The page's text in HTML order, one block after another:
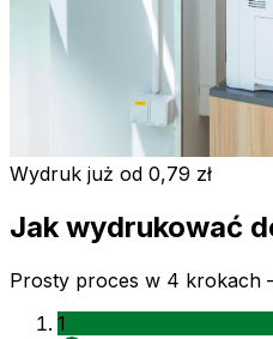
Wydruk już od 0,79 zł
Jak wydrukować
Prosty proces w 4 krokach
1